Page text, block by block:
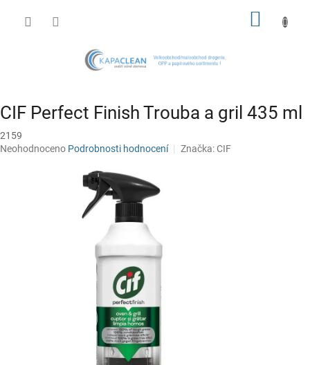
CIF Perfect Finish Trouba a gril 435 ml
2159
Průměrné
Neohodnoceno Podrobnosti hodnocení Značka:CIF